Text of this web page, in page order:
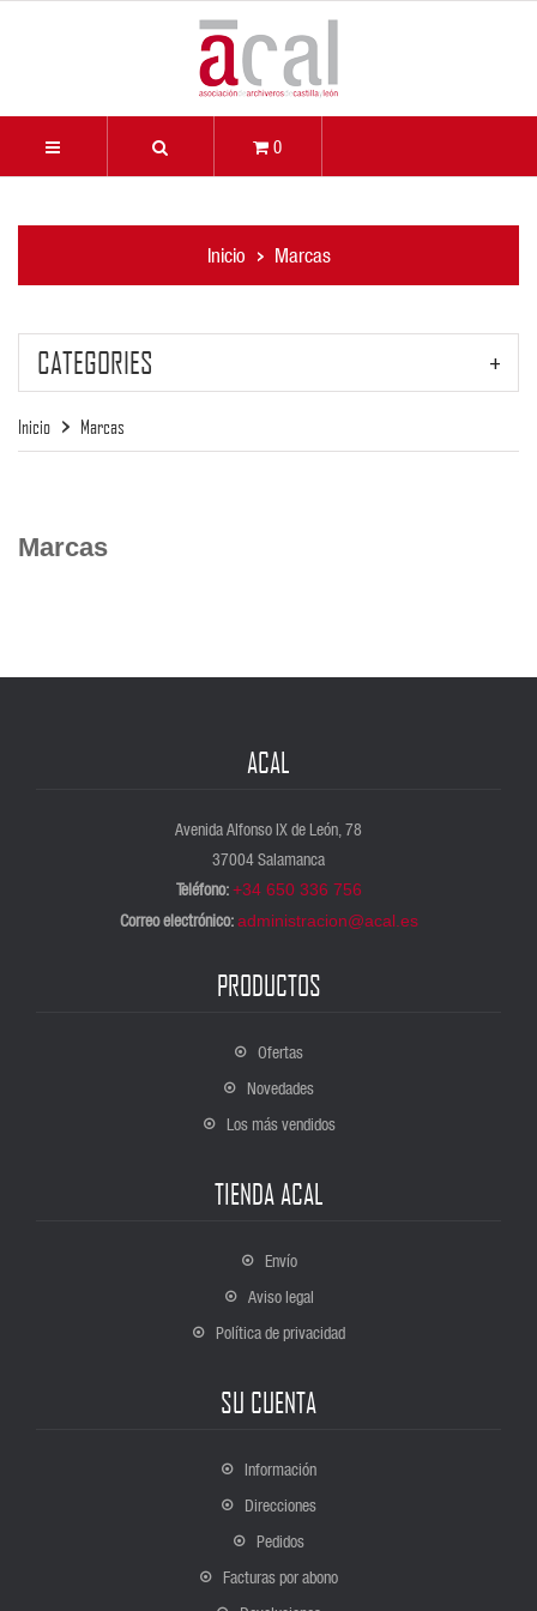
0
Inicio Marcas
CATEGORIES
Inicio Marcas
Marcas
ACAL
Avenida Alfonso IX de León, 78
37004 Salamanca
Teléfono: +34 650 336 756
Correo electrónico: administracion@acal.es
PRODUCTOS
Ofertas
Novedades
Los más vendidos
TIENDA ACAL
Envío
Aviso legal
Política de privacidad
SU CUENTA
Información
Direcciones
Pedidos
Facturas por abono